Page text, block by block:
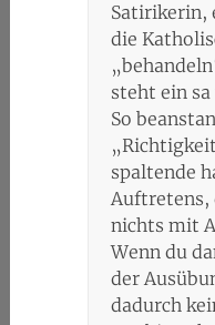
Satirikerin,
die
steht ein
So
spaltende
Auftretens,
nichts mit
Wenn du
der
dadurch